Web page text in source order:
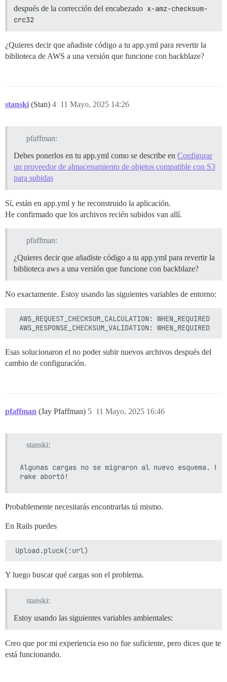
/usr/local/lib/ruby/gems/3.3.0/gems/bundler-2.6.4/
/usr/local/lib/ruby/gems/3.3.0/gems/bundler-
/usr/local/bin/bundle:25:in `<main>'
después de la corrección del encabezado x-amz-checksum-
crc32
¿Quieres decir que añadiste código a tu app.yml para revertir la
biblioteca de AWS a una versión que funcione con backblaze?
stanski (Stan) 11 Mayo, 2025 14:26
4
pfaffman:
Debes ponerlos en tu app.yml como se describe en Configurar
un proveedor de almacenamiento de objetos compatible con S3
para subidas
Sí, están en app.yml y he reconstruido la aplicación.
He confirmado que los archivos recién subidos van allí.
pfaffman:
¿Quieres decir que añadiste código a tu app.yml para revertir la
biblioteca aws a una versión que funcione con backblaze?
No exactamente. Estoy usando las siguientes variables de entorno:
  AWS_REQUEST_CHECKSUM_CALCULATION: WHEN_REQUIRED
Esas solucionaron el no poder subir nuevos archivos después del
cambio de configuración.
pfaffman (Jay Pfaffman) 11 Mayo, 2025 16:46
5
stanski:
Algunas cargas no se migraron al nuevo esquema.
Probablemente necesitarás encontrarlas tú mismo.
En Rails puedes
Y luego buscar qué cargas son el problema.
stanski:
Estoy usando las siguientes variables ambientales:
Creo que por mi experiencia eso no fue suficiente, pero dices que te
está funcionando.